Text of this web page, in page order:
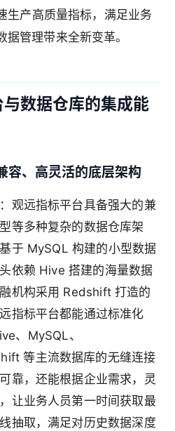
生产高质量指标，满足业务
管理带来全新变革。
数据仓库的集成能
容、高灵活的底层架构
：观远指标平台具备强大的兼
等多种复杂的数据仓库架
于 MySQL 构建的小型数据
依赖 Hive 搭建的海量数据
机构采用 Redshift 打造的
指标平台都能通过标准化
、MySQL、
等主流数据库的无缝连接
靠，还能根据企业需求，灵
让业务人员第一时间获取最
抽取，满足对历史数据深度